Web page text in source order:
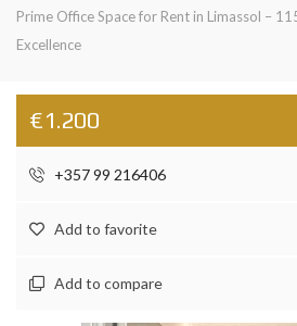
Prime Office Space for Rent in Limassol –
Excellence
€1.200
+357 99 216406
Add to favorite
Add to compare